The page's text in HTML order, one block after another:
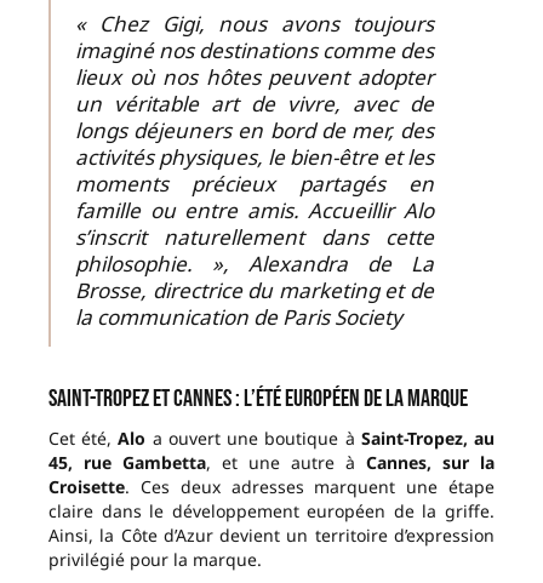
« Chez Gigi, nous avons toujours
imaginé nos destinations comme des
lieux où nos hôtes peuvent adopter
un véritable art de vivre, avec de
longs déjeuners en bord de mer, des
activités physiques, le bien-être et les
moments précieux partagés en
famille ou entre amis. Accueillir Alo
s’inscrit naturellement dans cette
philosophie. », Alexandra de La
Brosse, directrice du marketing et de
la communication de Paris Society
Saint-Tropez et Cannes : l’été européen de la marque
Cet été,Alo a ouvert une boutique à Saint-Tropez, au
45, rue Gambetta, et une autre à Cannes, sur la
Croisette. Ces deux adresses marquent une étape
claire dans le développement européen de la griffe.
Ainsi, la Côte d’Azur devient un territoire d’expression
privilégié pour la marque.